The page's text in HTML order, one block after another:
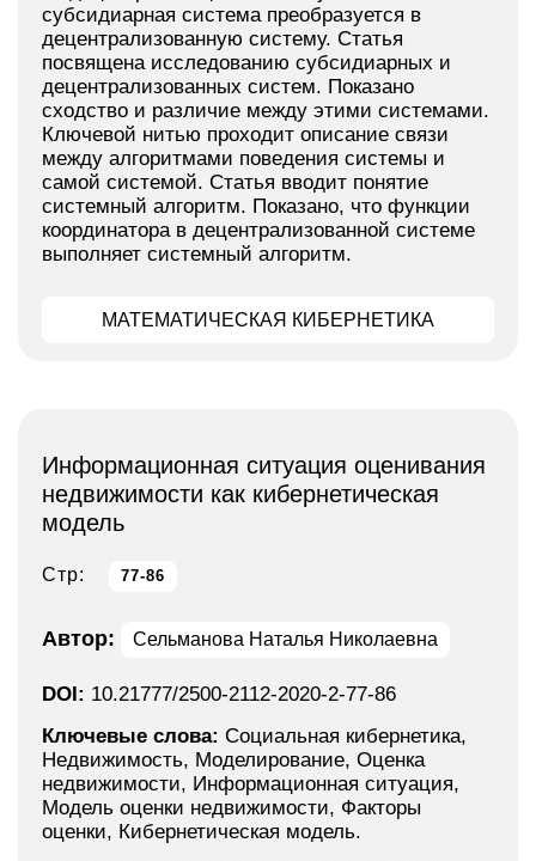
субсидиарная система преобразуется в
децентрализованную систему. Статья
посвящена исследованию субсидиарных и
децентрализованных систем. Показано
сходство и различие между этими системами.
Ключевой нитью проходит описание связи
между алгоритмами поведения системы и
самой системой. Статья вводит понятие
системный алгоритм. Показано, что функции
координатора в децентрализованной системе
выполняет системный алгоритм.
МАТЕМАТИЧЕСКАЯ КИБЕРНЕТИКА
Информационная ситуация оценивания
недвижимости как кибернетическая
модель
Стр: 77-86
Автор: Сельманова Наталья Николаевна
DOI: 10.21777/2500-2112-2020-2-77-86
Ключевые слова: Социальная кибернетика,
Недвижимость, Моделирование, Оценка
недвижимости, Информационная ситуация,
Модель оценки недвижимости, Факторы
оценки, Кибернетическая модель.